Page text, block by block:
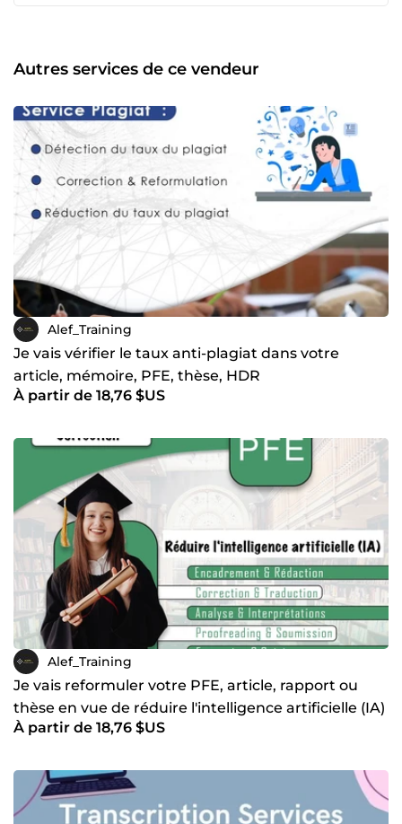
Autres services de ce vendeur
Alef_Training
Je vais vérifier le taux anti-plagiat dans votre
article, mémoire, PFE, thèse, HDR
À partir de 18,76 $US
Alef_Training
Je vais reformuler votre PFE, article, rapport ou
thèse en vue de réduire l'intelligence artificielle (IA)
À partir de 18,76 $US